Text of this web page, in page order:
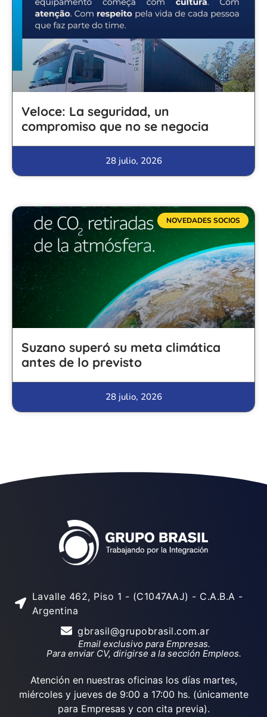
Veloce: La seguridad, un
compromiso que no se negocia
28 julio, 2026
NOVEDADES SOCIOS
Suzano superó su meta climática
antes de lo previsto
28 julio, 2026
Lavalle 462, Piso 1 - (C1047AAJ) - C.A.B.A -
Argentina
gbrasil@grupobrasil.com.ar
Email exclusivo para Empresas.
Para enviar CV, dirigirse a la sección Empleos.
Atención en nuestras oficinas los días martes,
miércoles y jueves de 9:00 a 17:00 hs. (únicamente
para Empresas y con cita previa).